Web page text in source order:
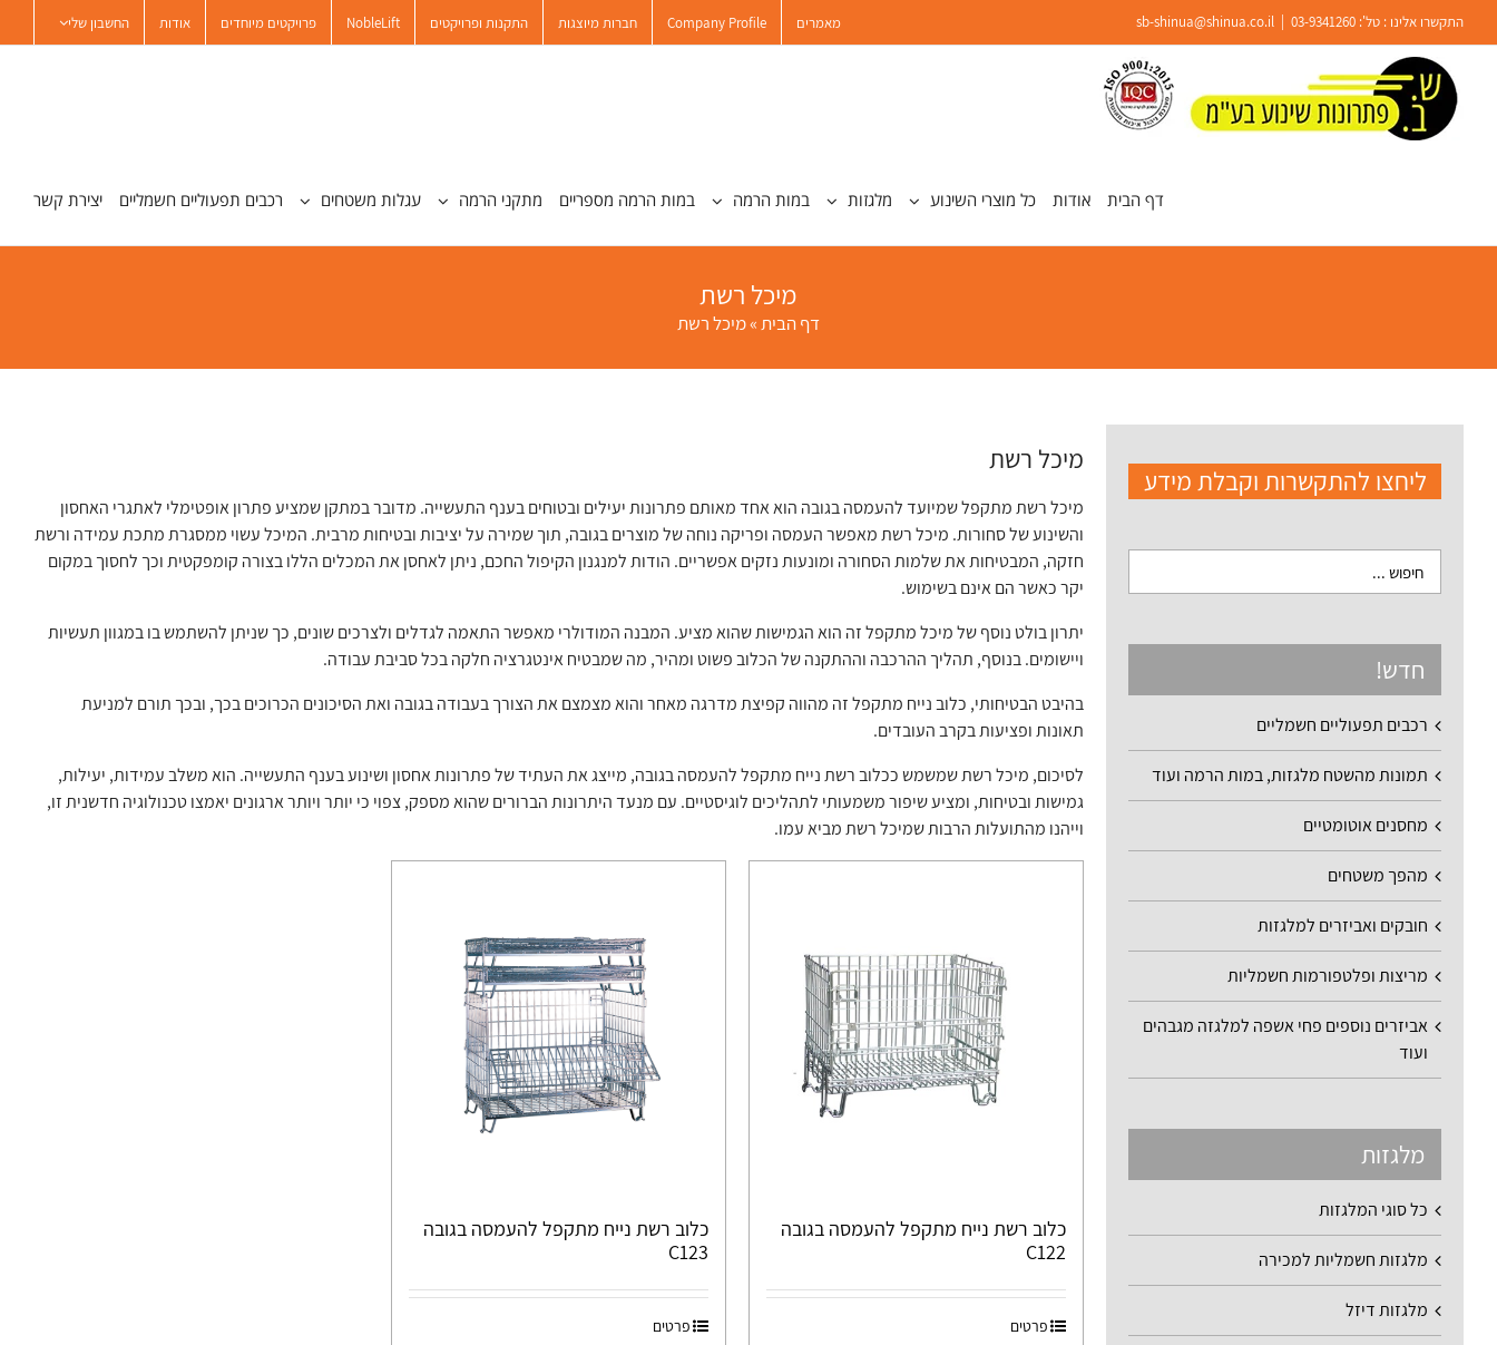
פתח סרגל נגישות
content
התקשרו אלינו : טל': 03-9341260
sb-shinua@shinua.co.il מאמרים Company Profile חברות מיוצגות התקנות ופרויקטים NobleLift פרויקטים מיוחדים אודות החשבון שלי
דף הבית אודות כל מוצרי השינוע מלגזות במות הרמה במות הרמה מספריים מתקני הרמה עגלות משטחים רכבים תפעוליים חשמליים יצירת קשר
מיכל רשת
דף הבית»מיכל רשת
מיכל רשת
מיכל רשת מתקפל שמיועד להעמסה בגובה הוא אחד מאותם פתרונות יעילים ובטוחים בענף התעשייה. מדובר במתקן שמציע פתרון אופטימלי לאתגרי האחסון
והשינוע של סחורות. מיכל רשת מאפשר העמסה ופריקה נוחה של מוצרים בגובה, תוך שמירה על יציבות ובטיחות מרבית. המיכל עשוי ממסגרת מתכת עמידה ורשת
חזקה, המבטיחות את שלמות הסחורה ומונעות נזקים אפשריים. הודות למנגנון הקיפול החכם, ניתן לאחסן את המכלים הללו בצורה קומפקטית וכך לחסוך במקום
יקר כאשר הם אינם בשימוש.
יתרון בולט נוסף של מיכל מתקפל זה הוא הגמישות שהוא מציע. המבנה המודולרי מאפשר התאמה לגדלים ולצרכים שונים, כך שניתן להשתמש בו במגוון תעשיות
ויישומים. בנוסף, תהליך ההרכבה וההתקנה של הכלוב פשוט ומהיר, מה שמבטיח אינטגרציה חלקה בכל סביבת עבודה.
בהיבט הבטיחותי, כלוב נייח מתקפל זה מהווה קפיצת מדרגה מאחר והוא מצמצם את הצורך בעבודה בגובה ואת הסיכונים הכרוכים בכך, ובכך תורם למניעת
תאונות ופציעות בקרב העובדים.
לסיכום, מיכל רשת שמשמש ככלוב רשת נייח מתקפל להעמסה בגובה, מייצג את העתיד של פתרונות אחסון ושינוע בענף התעשייה. הוא משלב עמידות, יעילות,
גמישות ובטיחות, ומציע שיפור משמעותי לתהליכים לוגיסטיים. עם מנעד היתרונות הברורים שהוא מספק, צפוי כי יותר ויותר ארגונים יאמצו טכנולוגיה חדשנית זו,
וייהנו מהתועלות הרבות שמיכל רשת מביא עמו.
כלוב רשת נייח מתקפל להעמסה בגובה
C122
פרטים
כלוב רשת נייח מתקפל להעמסה בגובה
C123
פרטים
ליחצו להתקשרות וקבלת מידע
חדש!
רכבים תפעוליים חשמליים
תמונות מהשטח מלגזות, במות הרמה ועוד
מחסנים אוטומטיים
מהפך משטחים
חובקים ואביזרים למלגזות
מריצות ופלטפורמות חשמליות
אביזרים נוספים פחי אשפה למלגזה מגבהים
ועוד
מלגזות
כל סוגי המלגזות
מלגזות חשמליות למכירה
מלגזות דיזל